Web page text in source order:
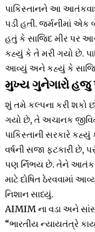
પાકિસ્તાનને આ
પડી હતી. જર્મનીમાં
હતું કે સાજિદ મીર પર
કહ્યું કે તે મરી ગયો છે.
આવ્યું અને કહ્યું કે
મુખ્ય ગુનેગારો હજુ
શું તમે કલ્પના કરી શકો
ગયો છે, તે અચાનક
પાકિસ્તાની સરકારે
વર્ષની સજા ફટકારી છે,
પણ ર્નિભય છે. તેને
માટે દોષિત ઠેરવવામાં
નિશાન સાધ્યું.
AIMIM ના વડા અને
“ભારતીય ન્યાયતંત્રે